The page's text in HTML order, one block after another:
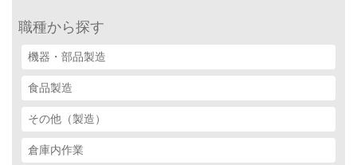
職種から探す
機器・部品製造
食品製造
その他（製造）
倉庫内作業